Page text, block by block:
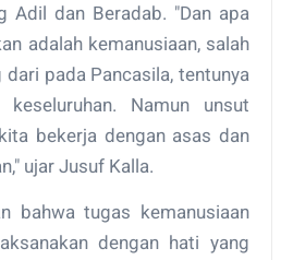
Adil dan Beradab. "Dan apa
adalah kemanusiaan, salah
pada Pancasila, tentunya
keseluruhan. Namun unsut
bekerja dengan asas dan
ujar Jusuf Kalla.
bahwa tugas kemanusiaan
dengan hati yang